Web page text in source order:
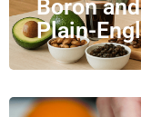
Boron
Plain-